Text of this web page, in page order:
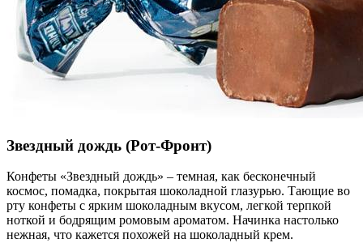
Звездный дождь (Рот-Фронт)
Конфеты «Звездный дождь» – темная, как бесконечный
космос, помадка, покрытая шоколадной глазурью. Тающие во
рту конфеты с ярким шоколадным вкусом, легкой терпкой
ноткой и бодрящим ромовым ароматом. Начинка настолько
нежная, что кажется похожей на шоколадный крем.